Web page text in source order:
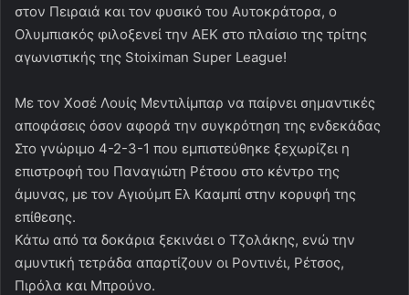
στον Πειραιά και τον φυσικό του Αυτοκράτορα, ο
Ολυμπιακός φιλοξενεί την ΑΕΚ στο πλαίσιο της τρίτης
αγωνιστικής της Stoiximan Super League!
Με τον Χοσέ Λουίς Μεντιλίμπαρ να παίρνει σημαντικές
αποφάσεις όσον αφορά την συγκρότηση της ενδεκάδας
Στο γνώριμο 4-2-3-1 που εμπιστεύθηκε ξεχωρίζει η
επιστροφή του Παναγιώτη Ρέτσου στο κέντρο της
άμυνας, με τον Αγιούμπ Ελ Κααμπί στην κορυφή της
επίθεσης.
Κάτω από τα δοκάρια ξεκινάει ο Τζολάκης, ενώ την
αμυντική τετράδα απαρτίζουν οι Ροντινέι, Ρέτσος,
Πιρόλα και Μπρούνο.